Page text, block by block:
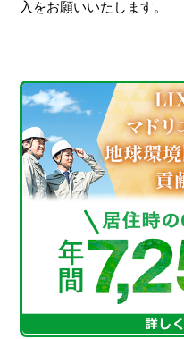
入をお願いいたします。